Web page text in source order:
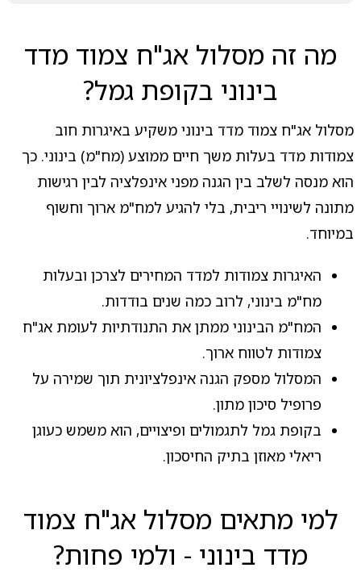
מה זה מסלול אג"ח צמוד מדד
בינוני בקופת גמל?
מסלול אג"ח צמוד מדד בינוני משקיע באיגרות חוב
צמודות מדד בעלות משך חיים ממוצע (מח"מ) בינוני. כך
הוא מנסה לשלב בין הגנה מפני אינפלציה לבין רגישות
מתונה לשינויי ריבית, בלי להגיע למח"מ ארוך וחשוף
במיוחד.
האיגרות צמודות למדד המחירים לצרכן ובעלות
מח"מ בינוני, לרוב כמה שנים בודדות.
המח"מ הבינוני ממתן את התנודתיות לעומת אג"ח
צמודות לטווח ארוך.
המסלול מספק הגנה אינפלציונית תוך שמירה על
פרופיל סיכון מתון.
בקופת גמל לתגמולים ופיצויים, הוא משמש כעוגן
ריאלי מאוזן בתיק החיסכון.
למי מתאים מסלול אג"ח צמוד
מדד בינוני - ולמי פחות?